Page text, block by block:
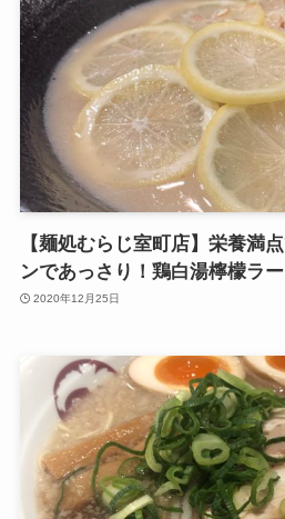
【麺処むらじ室町店】栄養満
ンであっさり！鶏白湯檸檬ラー
2020年12月25日